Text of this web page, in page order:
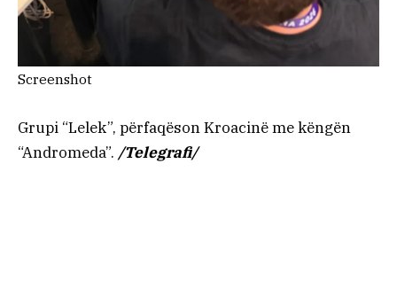
Screenshot
Grupi “Lelek”, përfaqëson Kroacinë me këngën
“Andromeda”. /Telegrafi/